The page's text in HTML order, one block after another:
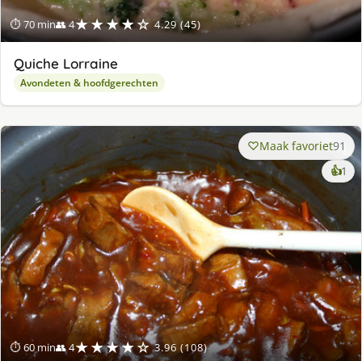
⏱ 70 min👥 4★★★★☆ 4.29 (45)
Quiche Lorraine
Avondeten & hoofdgerechten
⏱ 60 min👥 4★★★★☆ 3.96 (108)
Maak favoriet91
👍1